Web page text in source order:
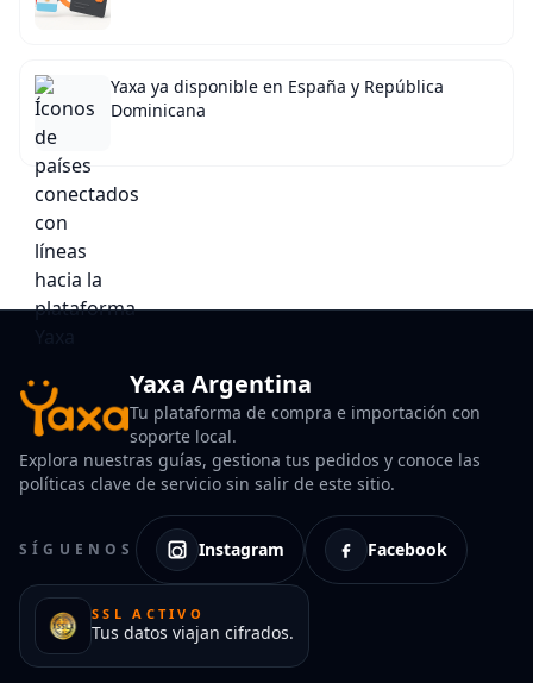
Yaxa ya disponible en España y República
Dominicana
Yaxa Argentina
Tu plataforma de compra e importación con
soporte local.
Explora nuestras guías, gestiona tus pedidos y conoce las
políticas clave de servicio sin salir de este sitio.
SÍGUENOS Instagram Facebook
SSL ACTIVO
Tus datos viajan cifrados.